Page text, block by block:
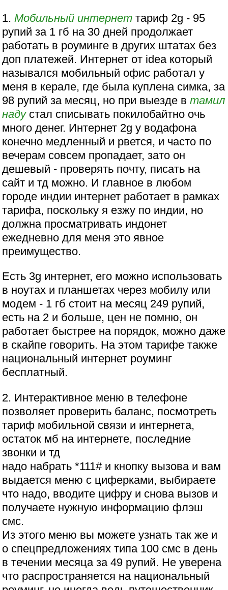
1. Мобильный интернет тариф 2g - 95
рупий за 1 гб на 30 дней продолжает
работать в роуминге в других штатах без
доп платежей. Интернет от idea который
назывался мобильный офис работал у
меня в керале, где была куплена симка, за
98 рупий за месяц, но при выезде втамил
надустал списывать покилобайтно очь
много денег. Интернет 2g у водафона
конечно медленный и рвется, и часто по
вечерам совсем пропадает, зато он
дешевый - проверять почту, писать на
сайт и тд можно. И главное в любом
городе индии интернет работает в рамках
тарифа, поскольку я езжу по индии, но
должна просматривать индонет
ежедневно для меня это явное
преимущество.
Есть 3g интернет, его можно использовать
в ноутах и планшетах через мобилу или
модем - 1 гб стоит на месяц 249 рупий,
есть на 2 и больше, цен не помню, он
работает быстрее на порядок, можно даже
в скайпе говорить. На этом тарифе также
национальный интернет роуминг
бесплатный.
2. Интерактивное меню в телефоне
позволяет проверить баланс, посмотреть
тариф мобильной связи и интернета,
остаток мб на интернете, последние
звонки и тд
надо набрать *111# и кнопку вызова и вам
выдается меню с циферками, выбираете
что надо, вводите цифру и снова вызов и
получаете нужную информацию флэш
смс.
Из этого меню вы можете узнать так же и
о спецпредложениях типа 100 смс в день
в течении месяца за 49 рупий. Не уверена
что распространяется на национальный